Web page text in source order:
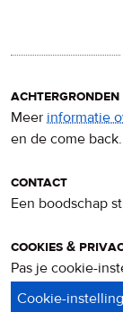
achtergronden
Meer informatie
en de come back.
contact
Een boodschap
cookies &
Pas je cookie-